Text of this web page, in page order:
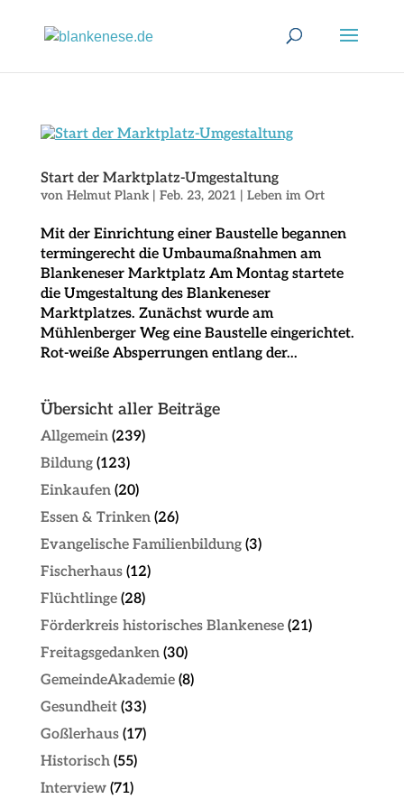
Start der Marktplatz-Umgestaltung
von Helmut Plank| Feb. 23, 2021| Leben im Ort
Mit der Einrichtung einer Baustelle begannen
termingerecht die Umbaumaßnahmen am
Blankeneser Marktplatz Am Montag startete
die Umgestaltung des Blankeneser
Marktplatzes. Zunächst wurde am
Mühlenberger Weg eine Baustelle eingerichtet.
Rot-weiße Absperrungen entlang der...
Übersicht aller Beiträge
Allgemein(239)
Bildung(123)
Einkaufen(20)
Essen & Trinken(26)
Evangelische Familienbildung(3)
Fischerhaus(12)
Flüchtlinge(28)
Förderkreis historisches Blankenese(21)
Freitagsgedanken(30)
GemeindeAkademie(8)
Gesundheit(33)
Goßlerhaus(17)
Historisch(55)
Interview(71)